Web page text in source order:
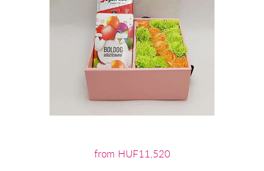
from HUF11,520